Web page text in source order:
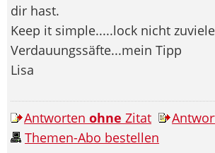
dir hast.
Keep it simple.....lock nicht zuviele
Verdauungssäfte...mein Tipp
Lisa
Antworten ohne Zitat
Themen-Abo bestellen